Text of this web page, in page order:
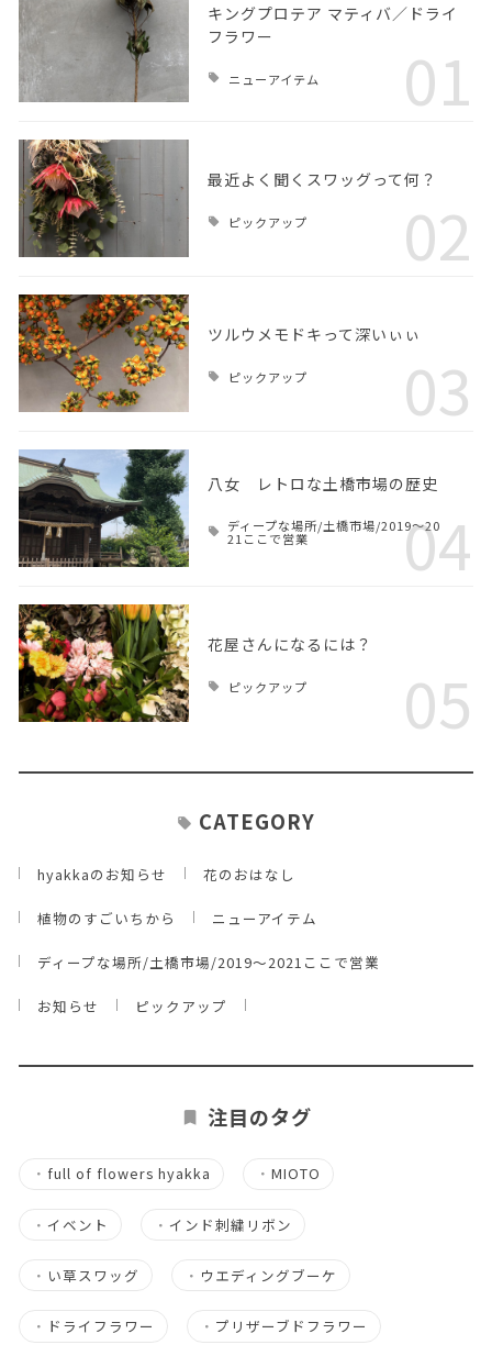
キングプロテア マティバ／ドライ
フラワー
ニューアイテム 01
最近よく聞くスワッグって何？
ピックアップ 02
ツルウメモドキって深いぃぃ
ピックアップ 03
八女 レトロな土橋市場の歴史
ディープな場所/土橋市場/2019～20
21ここで営業 04
花屋さんになるには？
ピックアップ 05
CATEGORY
hyakkaのお知らせ 花のおはなし
植物のすごいちから ニューアイテム
ディープな場所/土橋市場/2019～2021ここで営業
お知らせ ピックアップ
注目のタグ
・ full of flowers hyakka ・MIOTO
・ イベント ・ インド刺繍リボン
・ い草スワッグ ・ ウエディングブーケ
・ ドライフラワー ・ プリザーブドフラワー